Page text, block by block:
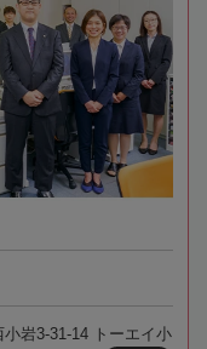
岩3-31-14 トーエイ小